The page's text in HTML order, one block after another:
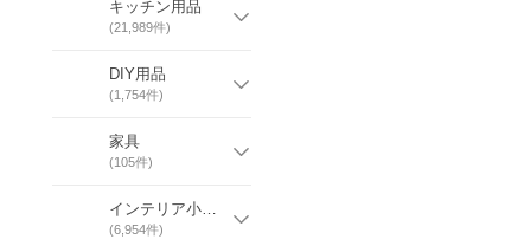
キッチン用品
(21,989件)
DIY用品
(1,754件)
家具
(105件)
インテリア小物・日用雑貨
(6,954件)